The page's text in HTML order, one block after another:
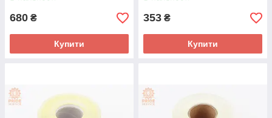
680 ₴
Купити
353 ₴
Купити